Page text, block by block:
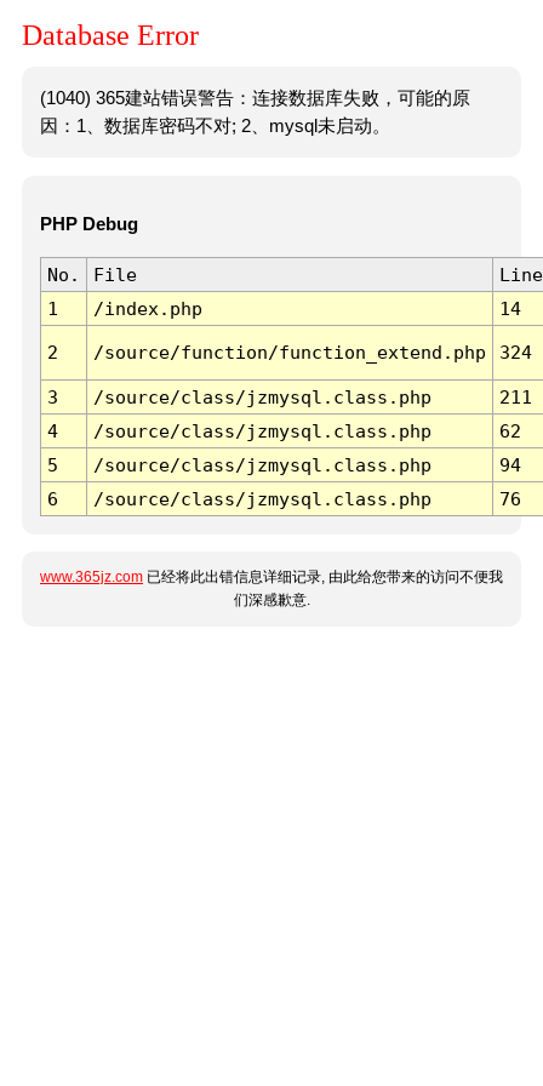
Database Error
(1040) 365建站错误警告：连接数据库失败，可能的原
因：1、数据库密码不对; 2、mysql未启动。
PHP Debug
No. File
Line
1
/index.php 14
2 /source/function/function_extend.php 324
3 /source/class/jzmysql.class.php
211
4
/source/class/jzmysql.class.php
62
5
/source/class/jzmysql.class.php
94
6
/source/class/jzmysql.class.php 76
www.365jz.com 已经将此出错信息详细记录, 由此给您带来的访问不便我
们深感歉意.